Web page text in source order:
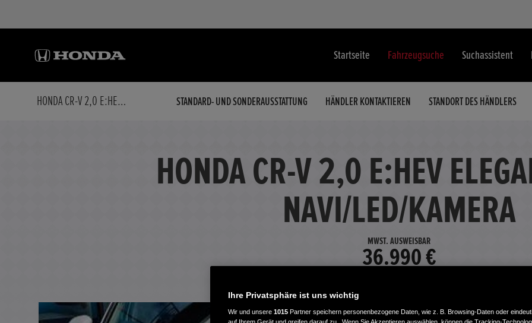
Startseite Fahrzeugsuche Suchassistent
HONDA CR-V 2,0 E:HEV ELEGANCE AWD NAVI/LED/KAMERA STANDARD- UND SONDERAUSSTATTUNG HÄNDLER KONTAKTIEREN STANDORT DES HÄNDLERS
HONDA CR-V 2,0 E:HEV
NAVI/LED/KAMERA
MWST. AUSWEISBAR
36.990 €
Ihre Privatsphäre ist uns wichtig
Wir und unsere 1015 Partner speichern personenbezogene Daten, wie z. B. Browsing-Daten oder